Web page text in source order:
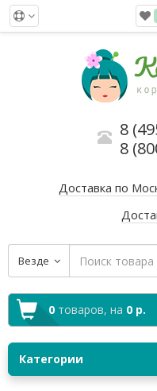
8
8
Доставка по
Везде
0 товаров, на 0 р.
Категории